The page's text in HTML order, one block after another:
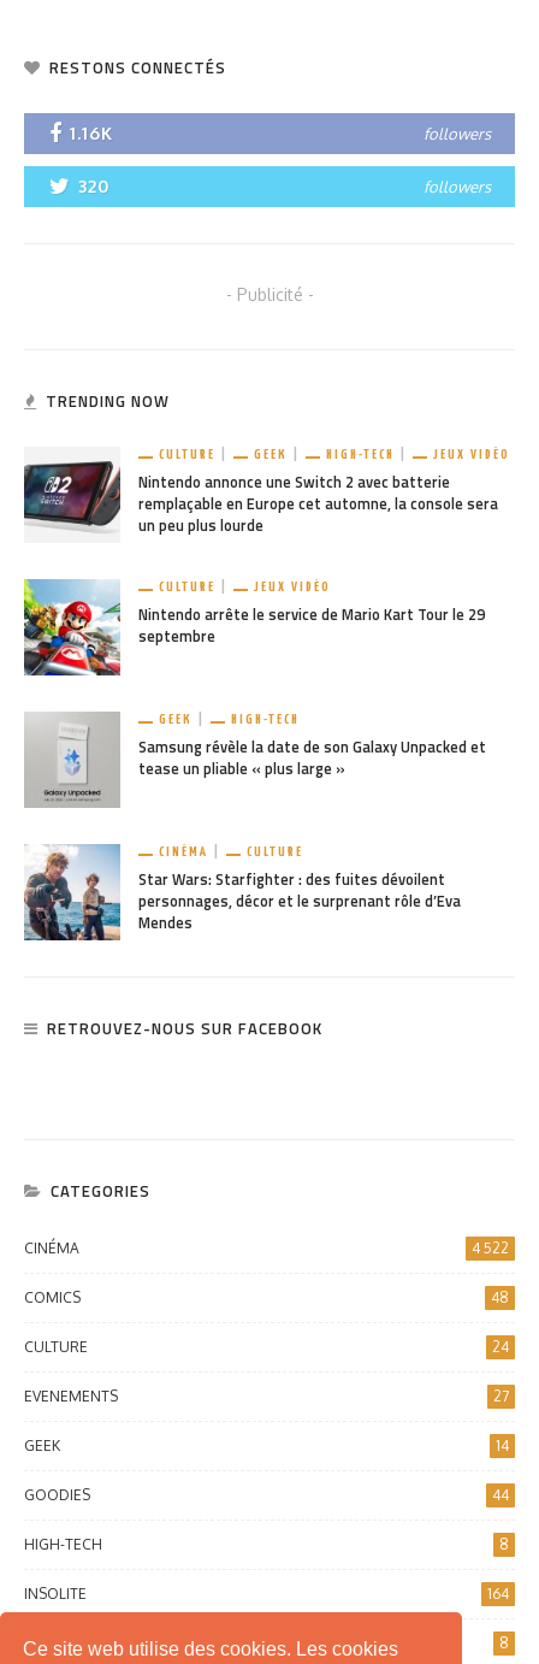
Ce site web utilise des cookies. Les cookies
RESTONS CONNECTÉS
1.16K followers
320 followers
- Publicité -
TRENDING NOW
CULTURE GEEK HIGH-TECH JEUX VIDÉO
Nintendo annonce une Switch 2 avec batterie
remplaçable en Europe cet automne, la console sera
un peu plus lourde
CULTURE JEUX VIDÉO
Nintendo arrête le service de Mario Kart Tour le 29
septembre
GEEK HIGH-TECH
Samsung révèle la date de son Galaxy Unpacked et
tease un pliable « plus large »
CINÉMA CULTURE
Star Wars: Starfighter : des fuites dévoilent
personnages, décor et le surprenant rôle d’Eva
Mendes
RETROUVEZ-NOUS SUR FACEBOOK
CATEGORIES
CINÉMA 4 522
COMICS 48
CULTURE 24
EVENEMENTS 27
GEEK 14
GOODIES 44
HIGH-TECH 8
INSOLITE 164
INTERNET 8